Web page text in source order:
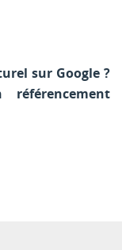
sur Google ?